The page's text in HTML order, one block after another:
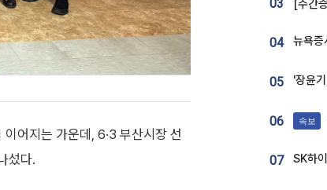
어지는 가운데, 6·3 부산시장 선
섰다.
03
04
05
06 속보
07